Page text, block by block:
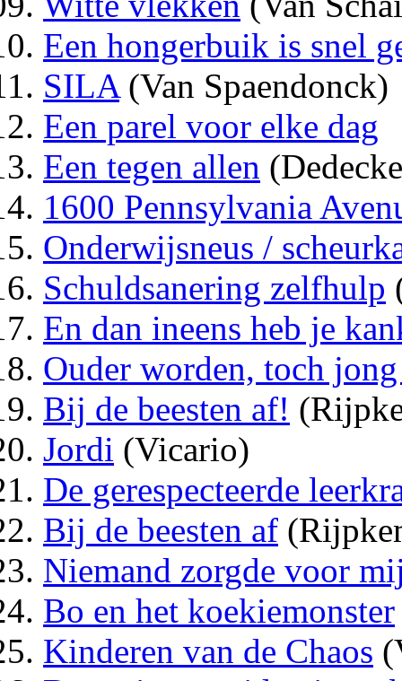
Een hongerbuik is snel
SILA(Van Spaendonck)
Een parel voor elke dag
Een tegen allen
1600 Pennsylvania
Onderwijsneus /
Schuldsanering zelfhulp
En dan ineens heb je
Ouder worden, toch
Bij de beesten af!
Jordi (Vicario)
De gerespecteerde
Bij de beesten af
Niemand zorgde voor
Bo en het koekiemonster
Kinderen van de Chaos